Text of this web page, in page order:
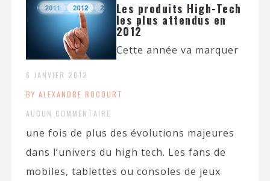
Les produits High-Tech
les plus attendus en
2012
6 JANVIER 2012
BY ALEXANDRE ROCOURT
AUCUN COMMENTAIRE
Cette année va marquer
une fois de plus des évolutions majeures
dans l’univers du high tech. Les fans de
mobiles, tablettes ou consoles de jeux